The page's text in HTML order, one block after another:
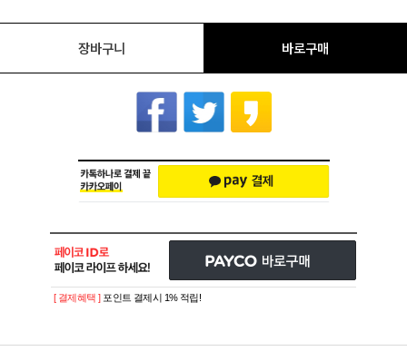
장바구니 바로구매
[ 결제혜택 ] 포인트 결제시 1% 적립!